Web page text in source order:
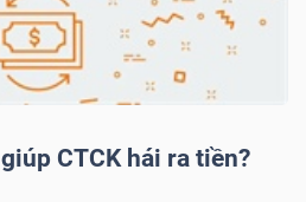
CTCK hái ra tiền?